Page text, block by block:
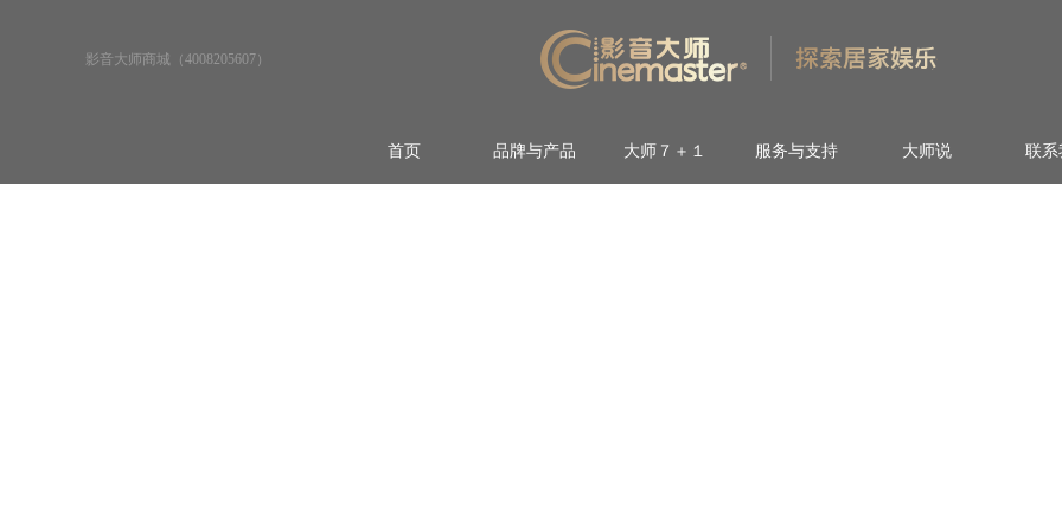
影音大师商城（4008205607）
首页 品牌与产品 大师７＋１ 服务与支持 大师说 联系